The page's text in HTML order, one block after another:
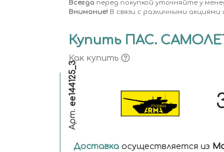
Всегда перед покупкой уточняйте у
Внимание! В связи с различными
Купить ПАС. САМОЛЕТ
Как купить
Арт.
ее144125_3
Доставка осуществляется из